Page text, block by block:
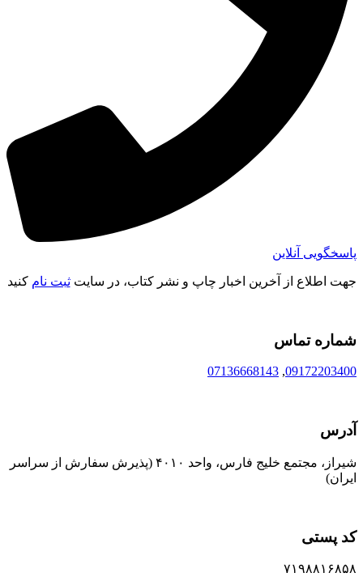
پاسخگویی آنلاین
جهت اطلاع از آخرین اخبار چاپ و نشر کتاب، در سایتثبت نام کنید
شماره تماس
09172203400
,
07136668143
آدرس
شیراز، مجتمع خلیج فارس، واحد ۴۰۱۰ (پذیرش سفارش از سراسر
ایران)
کد پستی
۷۱۹۸۸۱۶۸۵۸